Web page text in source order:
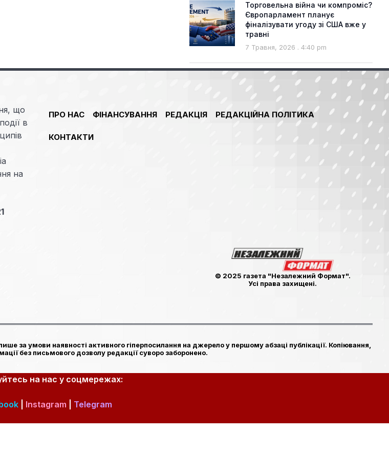
Торговельна війна чи компроміс?
Європарламент планує
фіналізувати угоду зі США вже у
травні
7 Травня, 2026 4:40 pm
що
в
на
ПРО НАС ФІНАНСУВАННЯ РЕДАКЦІЯ РЕДАКЦІЙНА ПОЛІТИКА
КОНТАКТИ
© 2025 газета "Незалежний Формат".
Усі права захищені.
за умови наявності активного гіперпосилання на джерело у першому абзаці публікації. Копіювання,
без письмового дозволу редакції суворо заборонено.
на нас у соцмережах:
| Instagram Telegram